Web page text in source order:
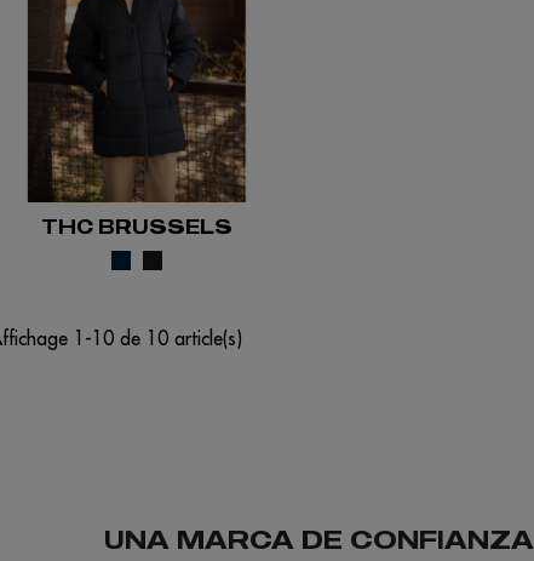
THC BRUSSELS
1-10 de 10 article(s)
UNA MARCA DE CONFIANZA